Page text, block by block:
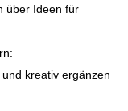
über Ideen für
kreativ ergänzen